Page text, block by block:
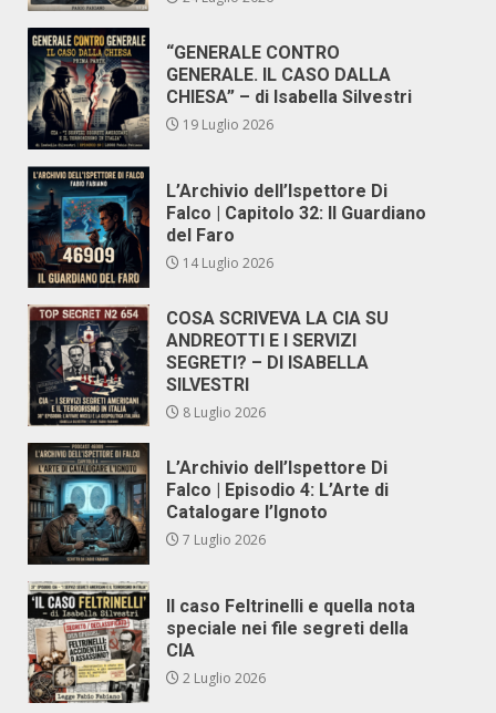
“GENERALE CONTRO
GENERALE. IL CASO DALLA
CHIESA” – di Isabella Silvestri
19 Luglio 2026
L’Archivio dell’Ispettore Di
Falco | Capitolo 32: Il Guardiano
del Faro
14 Luglio 2026
COSA SCRIVEVA LA CIA SU
ANDREOTTI E I SERVIZI
SEGRETI? – DI ISABELLA
SILVESTRI
8 Luglio 2026
L’Archivio dell’Ispettore Di
Falco | Episodio 4: L’Arte di
Catalogare l’Ignoto
7 Luglio 2026
Il caso Feltrinelli e quella nota
speciale nei file segreti della
CIA
2 Luglio 2026